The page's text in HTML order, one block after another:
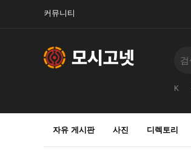
커뮤니티
K
자유 게시판 사진 디렉토리